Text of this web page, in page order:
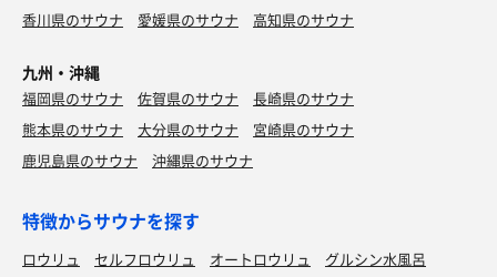
香川県のサウナ
愛媛県のサウナ 高知県のサウナ
九州・沖縄
福岡県のサウナ 佐賀県のサウナ
長崎県のサウナ
熊本県のサウナ
大分県のサウナ
宮崎県のサウナ
鹿児島県のサウナ
沖縄県のサウナ
特徴からサウナを探す
ロウリュ セルフロウリュ オートロウリュ
グルシン水風呂